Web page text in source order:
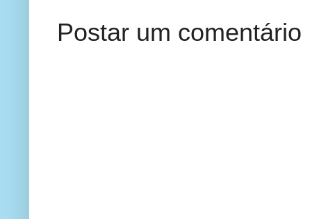
Postar um comentário